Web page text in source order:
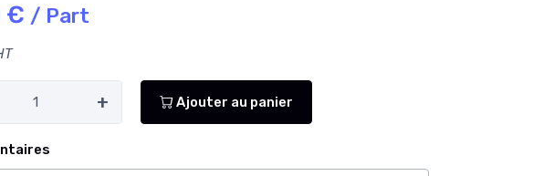
€ / Part
+ Ajouter au panier